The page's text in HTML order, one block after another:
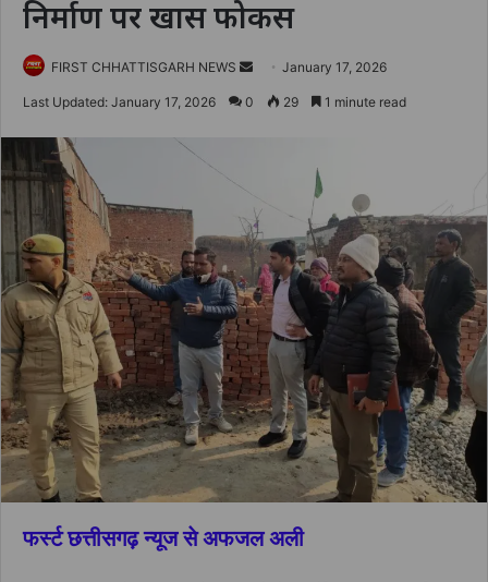
निर्माण पर खास फोकस
FIRST CHHATTISGARH NEWS
SendJanuary 17, 2026
Last Updated: January 17, 2026 0 29 1 minute read
फर्स्ट छत्तीसगढ़ न्यूज से अफजल अली